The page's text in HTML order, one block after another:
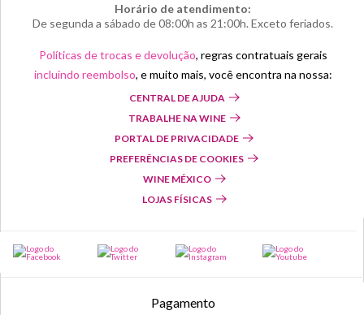
Horário de atendimento:
De segunda a sábado de 08:00h as 21:00h. Exceto feriados.
Políticas de trocas e devolução, regras contratuais gerais
incluindo reembolso, e muito mais, você encontra na nossa:
CENTRAL DE AJUDA
TRABALHE NA WINE
PORTAL DE PRIVACIDADE
PREFERÊNCIAS DE COOKIES
WINE MÉXICO
LOJAS FÍSICAS
Pagamento